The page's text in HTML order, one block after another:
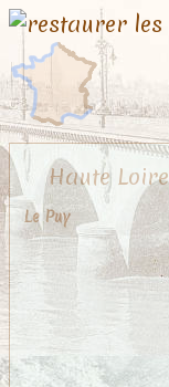
Haute Loire
Le Puy